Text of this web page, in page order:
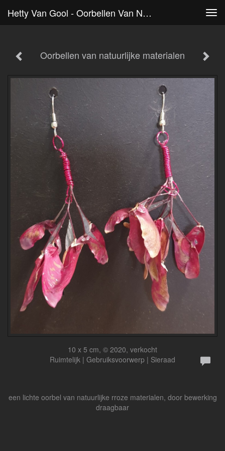
Hetty Van Gool - Oorbellen Van Natuurlijke Materialen
Oorbellen van natuurlijke materialen
10 x 5 cm, © 2020, verkocht
Ruimtelijk | Gebruiksvoorwerp | Sieraad
een lichte oorbel van natuurlijke rroze materialen, door bewerking
draagbaar